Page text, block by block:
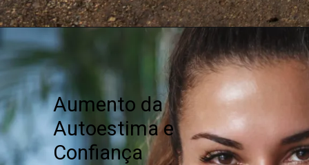
Aumento da
Autoestima e
Confiança